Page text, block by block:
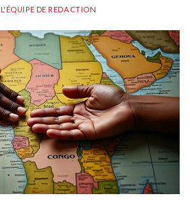
L'ÉQUIPE DE REDACTION